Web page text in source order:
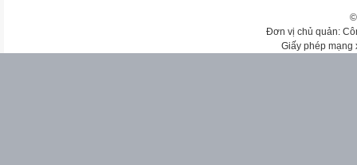
Đơn vị chủ quản:
Giấy phép mạng